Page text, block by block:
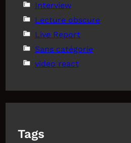
Interview
Lecture obscure
Live Report
Sans catégorie
video react
Tags